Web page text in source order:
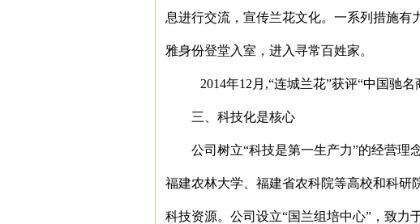
息进行交流，宣传兰花文化。一系列措施有
雅身份登堂入室，进入寻常百姓家。
2014年12 月 ,“连城兰花”获评“中国驰名
三、科技化是核心
公司树立“科技是第一生产力”的经营理
福建农林大学、福建省农科院等高校和科研
科技资源。公司设立“国兰组培中心”，致